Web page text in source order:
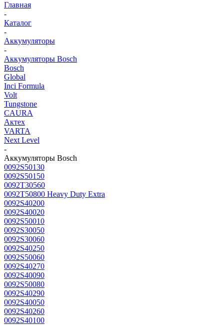
Главная
-
Каталог
-
Аккумуляторы
-
Аккумуляторы Bosch
Bosch
Global
Inci Formula
Volt
Tungstone
CAURA
Актех
VARTA
Next Level
-
Аккумуляторы Bosch
0092S50130
0092S50150
0092T30560
0092T50800 Heavy Duty Extra
0092S40200
0092S40020
0092S50010
0092S30050
0092S30060
0092S40250
0092S50060
0092S40270
0092S40090
0092S50080
0092S40290
0092S40050
0092S40260
0092S40100